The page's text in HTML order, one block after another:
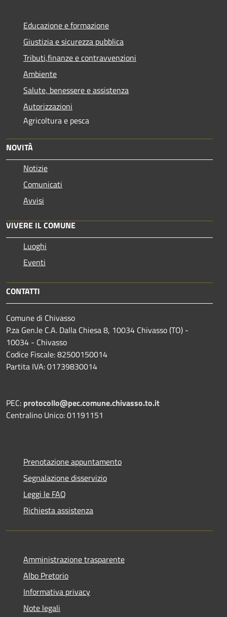
Educazione e formazione
Giustizia e sicurezza pubblica
Tributi,finanze e contravvenzioni
Ambiente
Salute, benessere e assistenza
Autorizzazioni
Agricoltura e pesca
NOVITÀ
Notizie
Comunicati
Avvisi
VIVERE IL COMUNE
Luoghi
Eventi
CONTATTI
Comune di Chivasso
P.za Gen.le C.A. Dalla Chiesa 8, 10034 Chivasso (TO) -
10034 - Chivasso
Codice Fiscale: 82500150014
Partita IVA: 01739830014
PEC: protocollo@pec.comune.chivasso.to.it
Centralino Unico: 01191151
Prenotazione appuntamento
Segnalazione disservizio
Leggi le FAQ
Richiesta assistenza
Amministrazione trasparente
Albo Pretorio
Informativa privacy
Note legali